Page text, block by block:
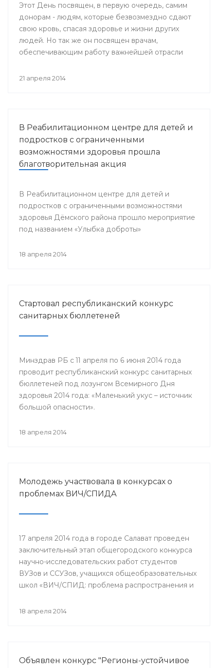
Этот День посвящен, в первую очередь, самим
донорам - людям, которые безвозмездно сдают
свою кровь, спасая здоровье и жизни других
людей. Но так же он посвящен врачам,
обеспечивающим работу важнейшей отрасли
21 апреля 2014
В Реабилитационном центре для детей и
подростков с ограниченными
возможностями здоровья прошла
благотворительная акция
В Реабилитационном центре для детей и
подростков с ограниченными возможностями
здоровья Дёмского района прошло мероприятие
под названием «Улыбка доброты»
18 апреля 2014
Стартовал республиканский конкурс
санитарных бюллетеней
Минздрав РБ с 11 апреля по 6 июня 2014 года
проводит республиканский конкурс санитарных
бюллетеней под лозунгом Всемирного Дня
здоровья 2014 года: «Маленький укус – источник
большой опасности».
18 апреля 2014
Молодежь участвовала в конкурсах о
проблемах ВИЧ/СПИДА
17 апреля 2014 года в городе Салават проведен
заключительный этап общегородского конкурса
научно-исследовательских работ студентов
ВУЗов и ССУЗов, учащихся общеобразовательных
школ «ВИЧ/СПИД: проблема распространения и
18 апреля 2014
Объявлен конкурс "Регионы-устойчивое